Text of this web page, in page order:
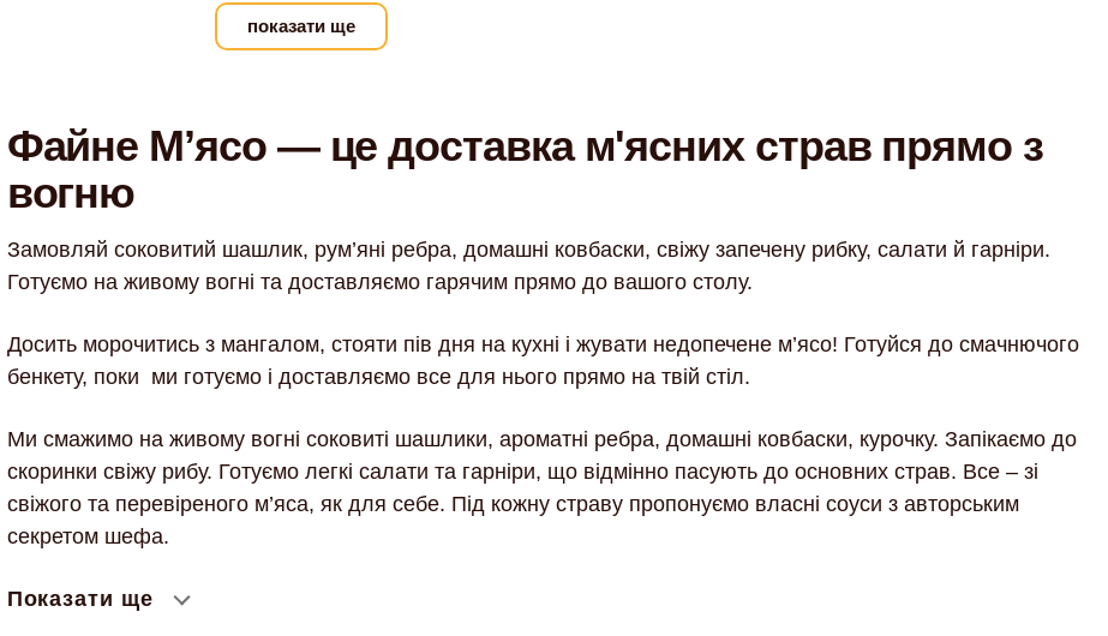
показати ще
Файне Мʼясо — це доставка м'ясних страв прямо з
вогню
Замовляй соковитий шашлик, рум’яні ребра, домашні ковбаски, свіжу запечену рибку, салати й гарніри.
Готуємо на живому вогні та доставляємо гарячим прямо до вашого столу.
Досить морочитись з мангалом, стояти пів дня на кухні і жувати недопечене м’ясо! Готуйся до смачнючого
бенкету, поки ми готуємо і доставляємо все для нього прямо на твій стіл.
Ми смажимо на живому вогні соковиті шашлики, ароматні ребра, домашні ковбаски, курочку. Запікаємо до
скоринки свіжу рибу. Готуємо легкі салати та гарніри, що відмінно пасують до основних страв. Все – зі
свіжого та перевіреного м’яса, як для себе. Під кожну страву пропонуємо власні соуси з авторським
секретом шефа.
Показати ще